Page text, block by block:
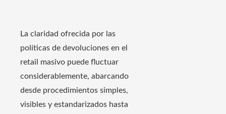
La claridad ofrecida por las
políticas de devoluciones en el
retail masivo puede fluctuar
considerablemente, abarcando
desde procedimientos simples,
visibles y estandarizados hasta